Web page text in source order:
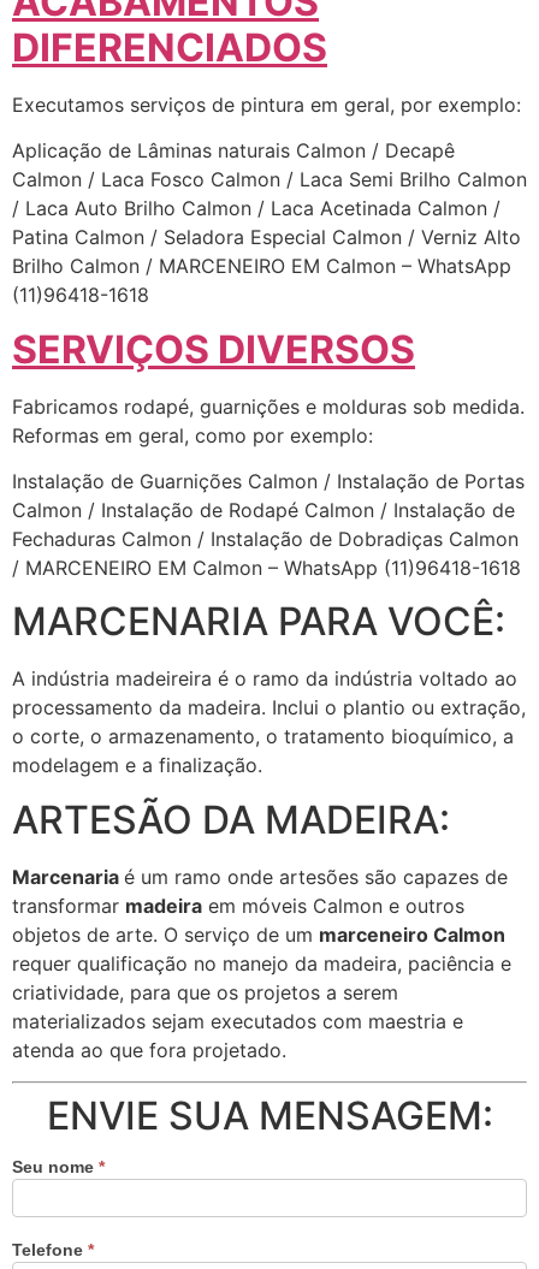
DIFERENCIADOS
Executamos serviços de pintura em geral, por exemplo:
Aplicação de Lâminas naturais Calmon / Decapê
Calmon / Laca Fosco Calmon / Laca Semi Brilho Calmon
/ Laca Auto Brilho Calmon / Laca Acetinada Calmon /
Patina Calmon / Seladora Especial Calmon / Verniz Alto
Brilho Calmon / MARCENEIRO EM Calmon – WhatsApp
(11)96418-1618
SERVIÇOS DIVERSOS
Fabricamos rodapé, guarnições e molduras sob medida.
Reformas em geral, como por exemplo:
Instalação de Guarnições Calmon / Instalação de Portas
Calmon / Instalação de Rodapé Calmon / Instalação de
Fechaduras Calmon / Instalação de Dobradiças Calmon
/ MARCENEIRO EM Calmon – WhatsApp (11)96418-1618
MARCENARIA PARA VOCÊ:
A indústria madeireira é o ramo da indústria voltado ao
processamento da madeira. Inclui o plantio ou extração,
o corte, o armazenamento, o tratamento bioquímico, a
modelagem e a finalização.
ARTESÃO DA MADEIRA:
Marcenaria é um ramo onde artesões são capazes de
transformar madeira em móveis Calmon e outros
objetos de arte. O serviço de um marceneiro Calmon
requer qualificação no manejo da madeira, paciência e
criatividade, para que os projetos a serem
materializados sejam executados com maestria e
atenda ao que fora projetado.
ENVIE SUA MENSAGEM:
Seu nome *
Telefone *